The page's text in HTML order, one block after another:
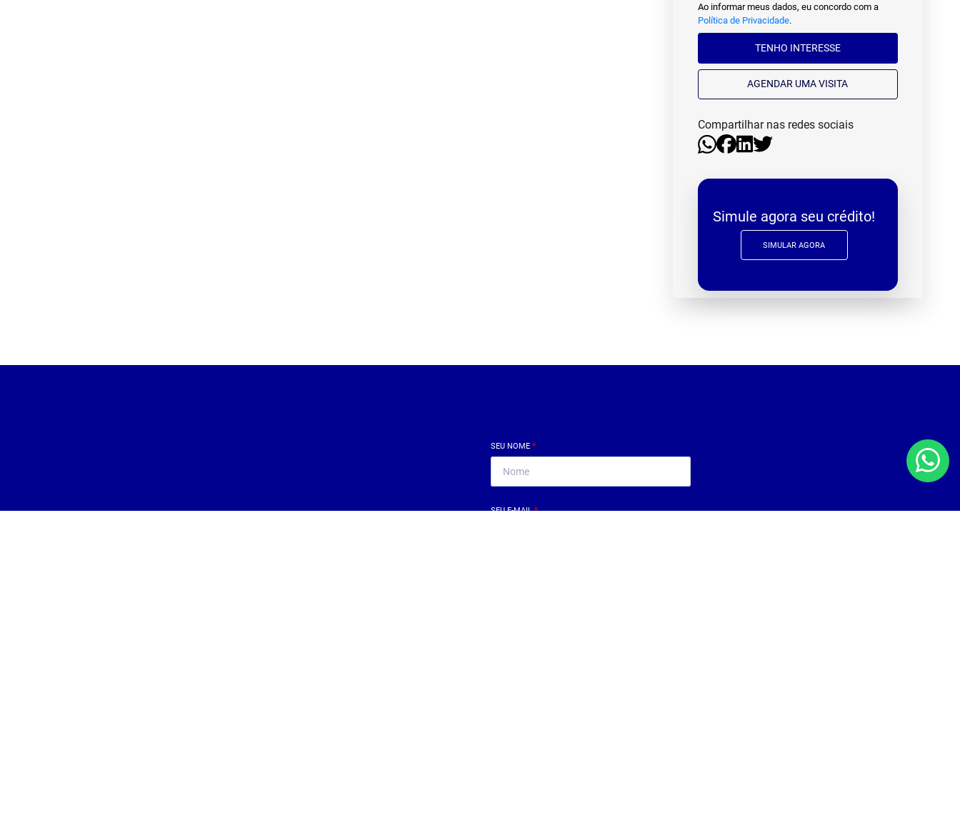
Ao informar meus dados, eu concordo com a
Política de Privacidade.
TENHO INTERESSE
AGENDAR UMA VISITA
Compartilhar nas redes sociais
Simule agora seu crédito!
SIMULAR AGORA
SEU NOME *
SEU E-MAIL*